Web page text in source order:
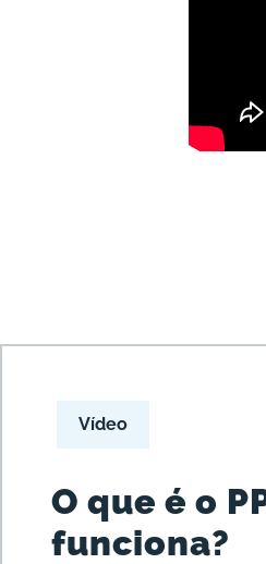
Vídeo
O que é o
funciona?